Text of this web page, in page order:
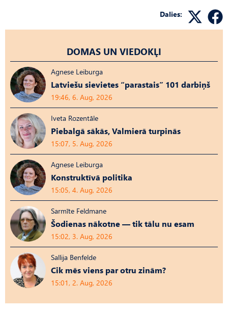
Dalies:
DOMAS UN VIEDOKĻI
Agnese Leiburga
Latviešu sievietes “parastais” 101 darbiņš
19:46, 6. Aug, 2026
Iveta Rozentāle
Piebalgā sākās, Valmierā turpinās
15:07, 5. Aug, 2026
Agnese Leiburga
Konstruktīvā politika
15:05, 4. Aug, 2026
Sarmīte Feldmane
Šodienas nākotne — tik tālu nu esam
15:02, 3. Aug, 2026
Sallija Benfelde
Cik mēs viens par otru zinām?
15:01, 2. Aug, 2026